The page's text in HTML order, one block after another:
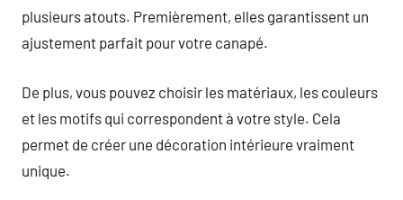
plusieurs atouts. Premièrement, elles garantissent un
ajustement parfait pour votre canapé.
De plus, vous pouvez choisir les matériaux, les couleurs
et les motifs qui correspondent à votre style. Cela
permet de créer une décoration intérieure vraiment
unique.